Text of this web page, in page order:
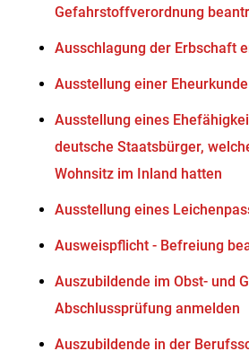
Gefahrstoffverordnung
Ausschlagung der Erbschaft
Ausstellung einer
Ausstellung eines
deutsche Staatsbürger,
Wohnsitz im Inland hatten
Ausstellung eines
Ausweispflicht - Befreiung
Auszubildende im Obst- und
Abschlussprüfung anmelden
Auszubildende in der